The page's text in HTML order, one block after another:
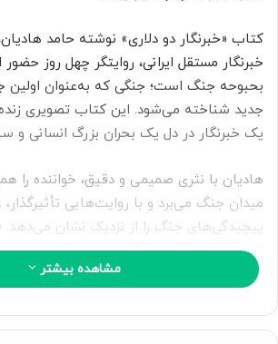
ی
کتاب «خبرنگار دو دلاری» نوشته حامد
خبرنگار مستقل ایرانی، روایتگر چهل روز حضور
بحبوحه جنگ است؛ جنگی که به‌عنوان اولین
جدید شناخته می‌شود. این کتاب تصویری
یک خبرنگار در دل یک بحران بزرگ انسانی و
هادیان با نثری صمیمی و دقیق، خواننده را
میدان جنگ می‌برد و با روایت‌هایی
پیچیدگی‌های جنگ را از نزدیک نشان می‌دهد.
تنها داستان یک خبرنگار نیست، بلکه
انسانیت و مبارزه برای بیان حقیقت در
مشاهده بیشتر